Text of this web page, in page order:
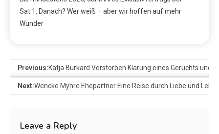
Sat.1. Danach? Wer weiß – aber wir hoffen auf mehr
Wunder
Previous:Katja Burkard Verstorben Klärung eines Gerüchts und
Next:Wencke Myhre Ehepartner Eine Reise durch Liebe und
Leave a Reply